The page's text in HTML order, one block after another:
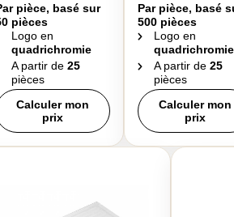
pièce, basé sur
pièces
Logo en
quadrichromie
A partir de25
pièces
Calculer mon
prix
Par pièce, basé
500 pièces
Logo en
quadrichromie
A partir de 25
pièces
Calculer mon
prix